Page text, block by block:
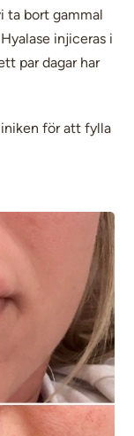
ta bort gammal
injiceras i
par dagar har
för att fylla